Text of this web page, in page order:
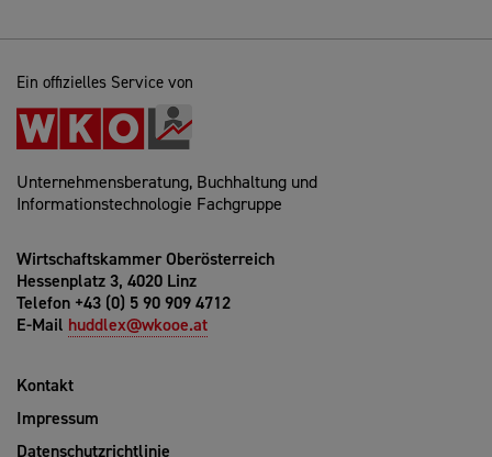
Ein offizielles Service von
Unternehmensberatung, Buchhaltung und
Informationstechnologie Fachgruppe
Wirtschaftskammer Oberösterreich
Hessenplatz 3, 4020 Linz
Telefon +43 (0) 5 90 909 4712
E-Mail huddlex@wkooe.at
Kontakt
Impressum
Datenschutzrichtlinie